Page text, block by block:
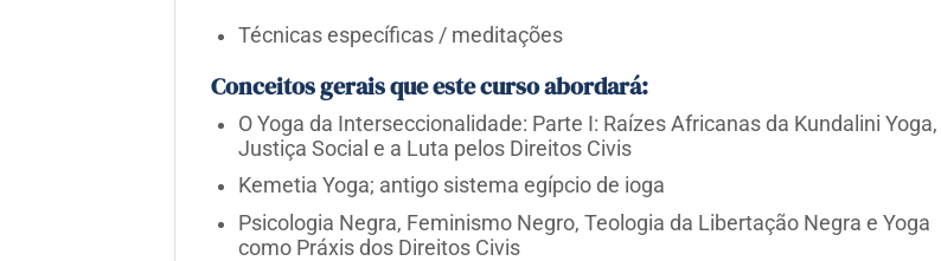
Técnicas específicas / meditações
Conceitos gerais que este curso abordará:
O Yoga da Interseccionalidade: Parte I: Raízes Africanas da Kundalini Yoga,
Justiça Social e a Luta pelos Direitos Civis
Kemetia Yoga; antigo sistema egípcio de ioga
Psicologia Negra, Feminismo Negro, Teologia da Libertação Negra e Yoga
como Práxis dos Direitos Civis